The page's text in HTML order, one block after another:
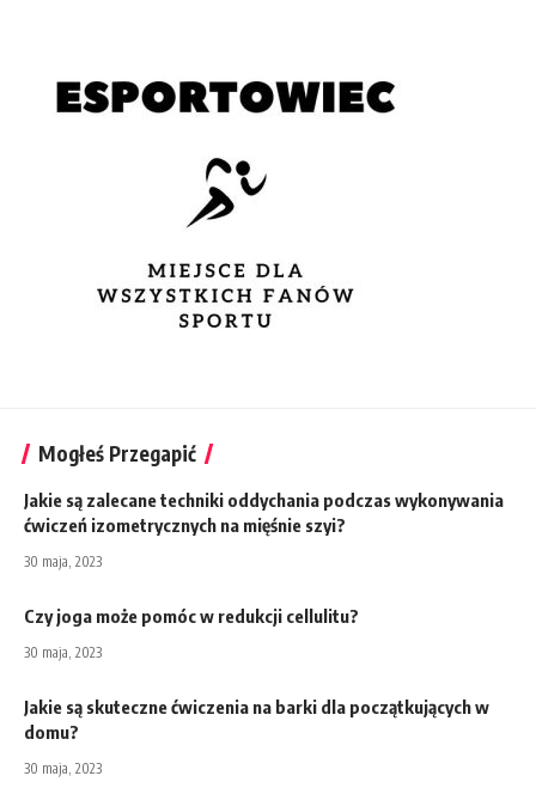
Mogłeś Przegapić
Jakie są zalecane techniki oddychania podczas wykonywania
ćwiczeń izometrycznych na mięśnie szyi?
30 maja, 2023
Czy joga może pomóc w redukcji cellulitu?
30 maja, 2023
Jakie są skuteczne ćwiczenia na barki dla początkujących w
domu?
30 maja, 2023